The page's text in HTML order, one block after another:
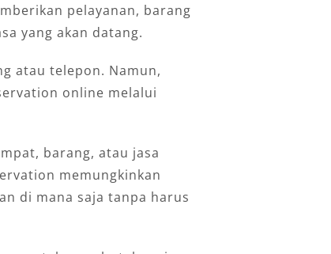
pelayanan, barang
yang akan datang.
atau telepon. Namun,
online melalui
barang, atau jasa
memungkinkan
di mana saja tanpa harus